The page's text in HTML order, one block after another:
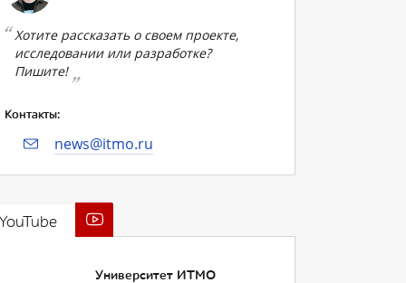
Хотите рассказать о своем проекте,
исследовании или разработке?
Пишите!
Контакты:
news@itmo.ru
Университет ИТМО